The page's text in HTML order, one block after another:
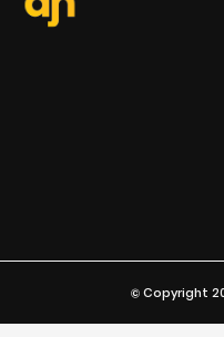
© Copyright